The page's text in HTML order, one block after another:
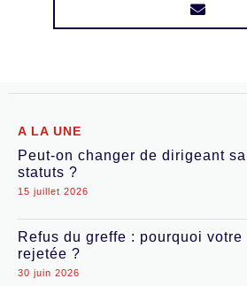
A LA UNE
Peut-on changer de dirigeant
statuts ?
15 juillet 2026
Refus du greffe : pourquoi
rejetée ?
30 juin 2026